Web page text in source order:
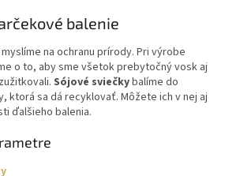
balenie
na ochranu prírody. Pri výrobe
o to, aby sme všetok prebytočný vosk aj
Sójové sviečkybalíme do
ktorá sa dá recyklovať. Môžete ich v nej aj
ďalšieho balenia.